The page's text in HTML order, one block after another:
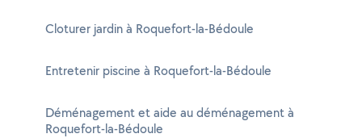
Cloturer jardin à Roquefort-la-Bédoule
Entretenir piscine à Roquefort-la-Bédoule
Déménagement et aide au déménagement à
Roquefort-la-Bédoule